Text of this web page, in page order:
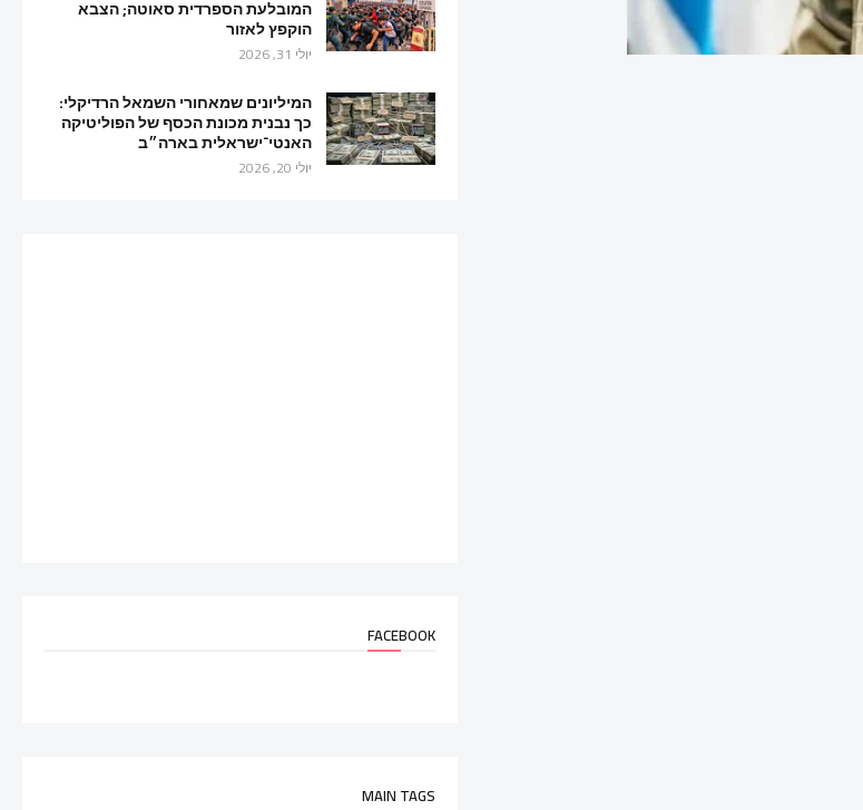
המובלעת הספרדית סאוטה; הצבא
הוקפץ לאזור
יולי 31, 2026
המיליונים שמאחורי השמאל הרדיקלי:
כך נבנית מכונת הכסף של הפוליטיקה
האנטי־ישראלית בארה״ב
יולי 20, 2026
FACEBOOK
MAIN TAGS